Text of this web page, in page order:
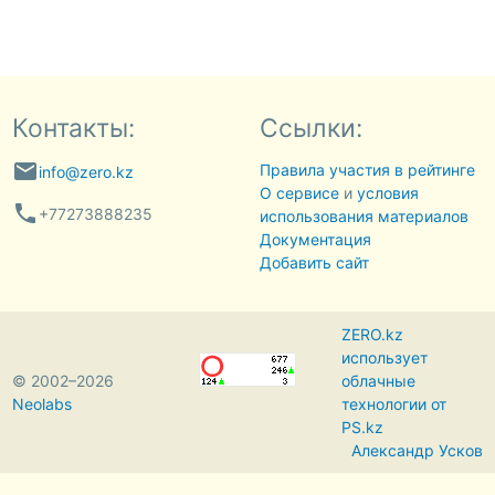
Контакты:
emailinfo@zero.kz
phone +77273888235
Ссылки:
Правила участия в рейтинге
О сервисеи условия
использования материалов
Документация
Добавить сайт
© 2002–2026
Neolabs
ZERO.kz
использует
облачные
технологии от
PS.kz
Александр Усков